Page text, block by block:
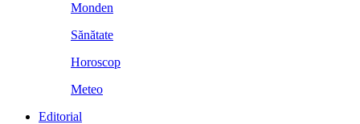
Monden
Sănătate
Horoscop
Meteo
Editorial